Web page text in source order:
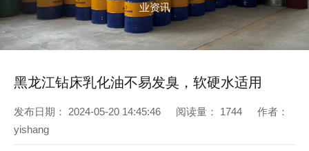
业资讯
黑龙江钻床乳化油不易发臭，软硬水适用
发布日期： 2024-05-20 14:45:46 阅读量： 1744
作者：
yishang